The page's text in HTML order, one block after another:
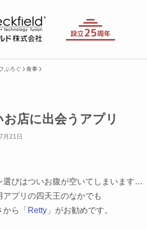
ぶろぐ 食事
お店に出会うアプリ
月21日
選びはついお腹が空いてしまいます…
アプリの四天王のなかでも
ら「 Retty 」がお勧めです。